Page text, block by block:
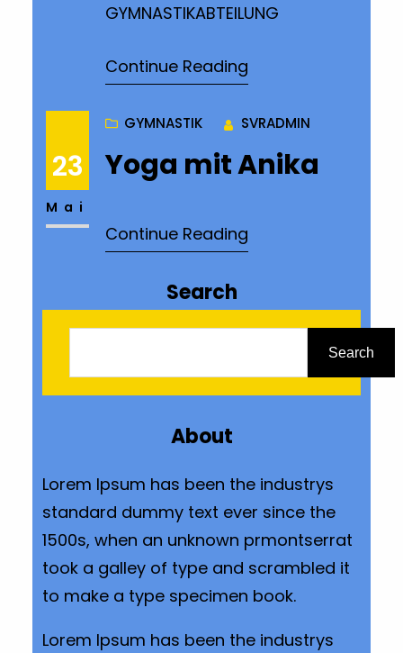
GYMNASTIKABTEILUNG
Continue Reading
23
Mai
GYMNASTIK SVRADMIN
Yoga mit Anika
Continue Reading
Search
Search
About
Lorem Ipsum has been the industrys
standard dummy text ever since the
1500s, when an unknown prmontserrat
took a galley of type and scrambled it
to make a type specimen book.
Lorem Ipsum has been the industrys